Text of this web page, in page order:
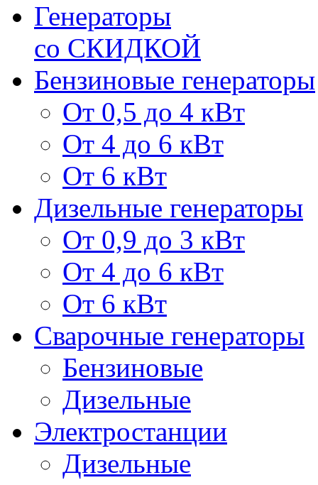
Генераторы
со СКИДКОЙ
Бензиновые генераторы
От 0,5 до 4 кВт
От 4 до 6 кВт
От 6 кВт
Дизельные генераторы
От 0,9 до 3 кВт
От 4 до 6 кВт
От 6 кВт
Сварочные генераторы
Бензиновые
Дизельные
Электростанции
Дизельные